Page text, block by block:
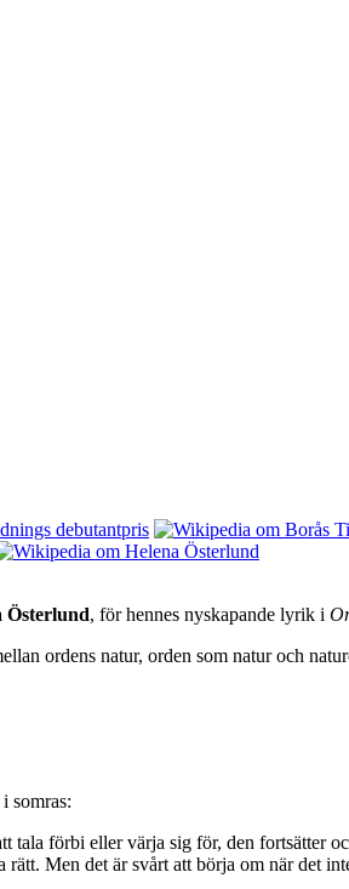
Österlund, för hennes nyskapande lyrik i
ordens natur, orden som natur och
somras:
tala förbi eller värja sig för, den fortsätter
Men det är svårt att börja om när det